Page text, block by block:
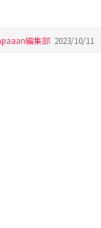
編集部 2023/10/11